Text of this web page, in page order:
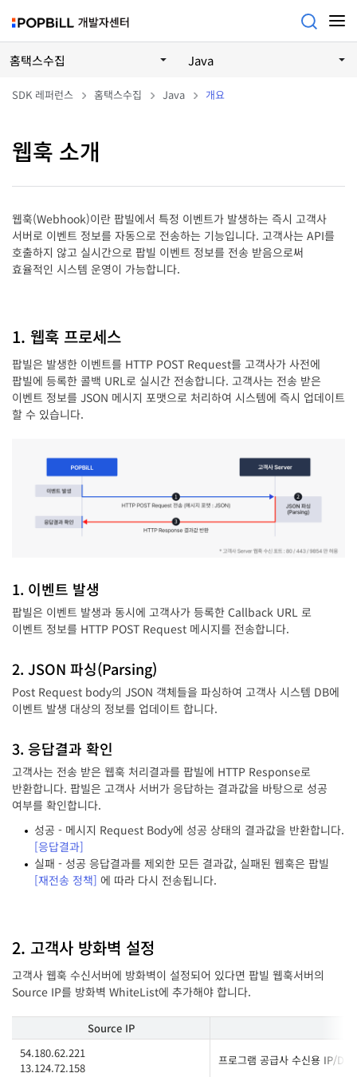
홈택스수집 Java
SDK 레퍼런스 홈택스수집 Java 개요
웹훅 소개
웹훅(Webhook)이란 팝빌에서 특정 이벤트가 발생하는 즉시 고객사
서버로 이벤트 정보를 자동으로 전송하는 기능입니다. 고객사는 API를
호출하지 않고 실시간으로 팝빌 이벤트 정보를 전송 받음으로써
효율적인 시스템 운영이 가능합니다.
1. 웹훅 프로세스
팝빌은 발생한 이벤트를 HTTP POST Request를 고객사가 사전에
팝빌에 등록한 콜백 URL로 실시간 전송합니다. 고객사는 전송 받은
이벤트 정보를 JSON 메시지 포맷으로 처리하여 시스템에 즉시 업데이트
할 수 있습니다.
1. 이벤트 발생
팝빌은 이벤트 발생과 동시에 고객사가 등록한 Callback URL 로
이벤트 정보를 HTTP POST Request 메시지를 전송합니다.
2. JSON 파싱(Parsing)
Post Request body의 JSON 객체들을 파싱하여 고객사 시스템 DB에
이벤트 발생 대상의 정보를 업데이트 합니다.
3. 응답결과 확인
고객사는 전송 받은 웹훅 처리결과를 팝빌에 HTTP Response로
반환합니다. 팝빌은 고객사 서버가 응답하는 결과값을 바탕으로 성공
여부를 확인합니다.
성공 - 메시지 Request Body에 성공 상태의 결과값을 반환합니다.
[응답결과]
실패 - 성공 응답결과를 제외한 모든 결과값, 실패된 웹훅은 팝빌
[재전송 정책] 에 따라 다시 전송됩니다.
2. 고객사 방화벽 설정
고객사 웹훅 수신서버에 방화벽이 설정되어 있다면 팝빌 웹훅서버의
Source IP를 방화벽 WhiteList에 추가해야 합니다.
Source IP
54.180.62.221
13.124.72.158
프로그램 공급사 수신용 IP/